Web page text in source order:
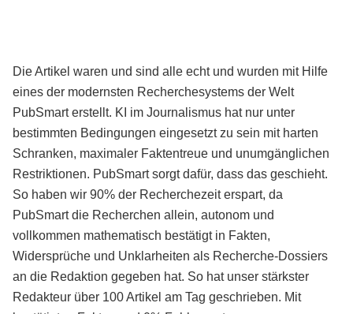
Die Artikel waren und sind alle echt und wurden mit Hilfe
eines der modernsten Recherchesystems der Welt
PubSmart erstellt. KI im Journalismus hat nur unter
bestimmten Bedingungen eingesetzt zu sein mit harten
Schranken, maximaler Faktentreue und unumgänglichen
Restriktionen. PubSmart sorgt dafür, dass das geschieht.
So haben wir 90% der Recherchezeit erspart, da
PubSmart die Recherchen allein, autonom und
vollkommen mathematisch bestätigt in Fakten,
Widersprüche und Unklarheiten als Recherche-Dossiers
an die Redaktion gegeben hat. So hat unser stärkster
Redakteur über 100 Artikel am Tag geschrieben. Mit